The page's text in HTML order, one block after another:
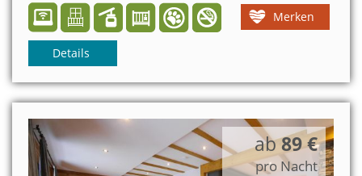
Zentrum, zur Seilbahn. Eishalle sowie zum Bahnhof und
Lagunenbad.
Merken
Details
ab89 €
pro Nacht